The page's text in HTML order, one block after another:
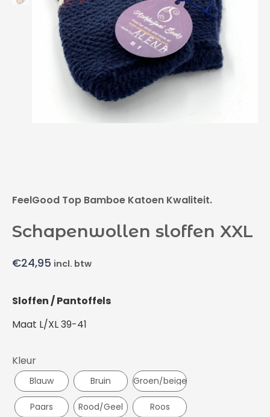
FeelGood Top Bamboe Katoen Kwaliteit.
Schapenwollen sloffen XXL
€24,95 incl. btw
Sloffen / Pantoffels
Maat L/XL 39-41
Kleur
Blauw Bruin Groen/beige
Paars Rood/Geel Roos